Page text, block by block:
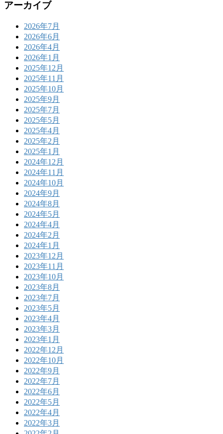
アーカイブ
2026年7月
2026年6月
2026年4月
2026年1月
2025年12月
2025年11月
2025年10月
2025年9月
2025年7月
2025年5月
2025年4月
2025年2月
2025年1月
2024年12月
2024年11月
2024年10月
2024年9月
2024年8月
2024年5月
2024年4月
2024年2月
2024年1月
2023年12月
2023年11月
2023年10月
2023年8月
2023年7月
2023年5月
2023年4月
2023年3月
2023年1月
2022年12月
2022年10月
2022年9月
2022年7月
2022年6月
2022年5月
2022年4月
2022年3月